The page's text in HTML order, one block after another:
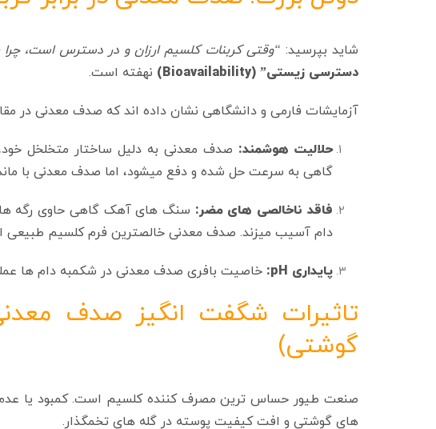
شاید بپرسید: “وقتی کربنات کلسیم ارزان و در دسترس است، چرا
دسترسی زیستی” (Bioavailability)
نهفته است.
آزمایشات فارمی و دانشگاهی نشان داده‌ اند که صدف معدنی در
حلالیت هوشمند: صدف معدنی به دلیل ساختار متخلخل
گاهی به سرعت حل شده و دفع میشود، اما صدف معدنی با
فاقد ناخالصی‌ های مضر: سنگ‌ های آهک گاهی حاوی رگه‌
دام آسیب میزند. صدف معدنی خالصترین فرم کلسیم
پایداری pH: خاصیت بافری صدف معدنی در شکمبه دام‌ ها
تاثیرات شگفت‌ انگیز صدف
گوشتی)
صنعت طیور حساس‌ ترین مصرف‌ کننده کلسیم است. کمبود یا
های گوشتی و افت کیفیت پوسته در گله‌ های تخمگذار.